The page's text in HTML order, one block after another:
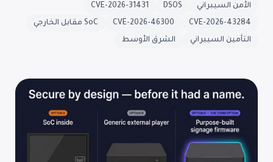
الأمن السيبراني DSOS
CVE-2026-31431
CVE-2026-43284
CVE-2026-46300
SoC مقابل الخارجي
التأمين السيبراني
الشرق الأوسط